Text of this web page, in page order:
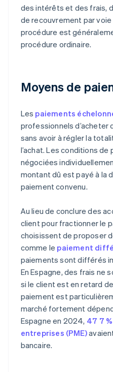
des intérêts et des frais,
de recouvrement par
procédure est
procédure ordinaire.
Moyens de
Les paiements
professionnels
sans avoir à régler la
l’achat. Les conditions
négociées
montant dû est payé à la
paiement convenu.
Au lieu de conclure des
client pour fractionner le
choisissent de proposer
comme le paiement
paiements sont différés
En Espagne, des frais ne
si le client est en retard
paiement est
marché fortement
Espagne en 2024, 47 7
entreprises (PME)
bancaire.